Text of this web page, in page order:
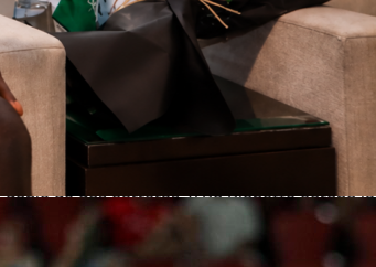
desfile de batazos. Carson Benge abrió la
y luegoVidal Bruján
siguió con un infield
productor, Marcus Semien y A.J. Ewing
y los Mets siguieron encadenando
de dos carreras, y Bo Bichette coronó la
impulsadas al profundo jardín central.
Nueva York había mandado oleadas de